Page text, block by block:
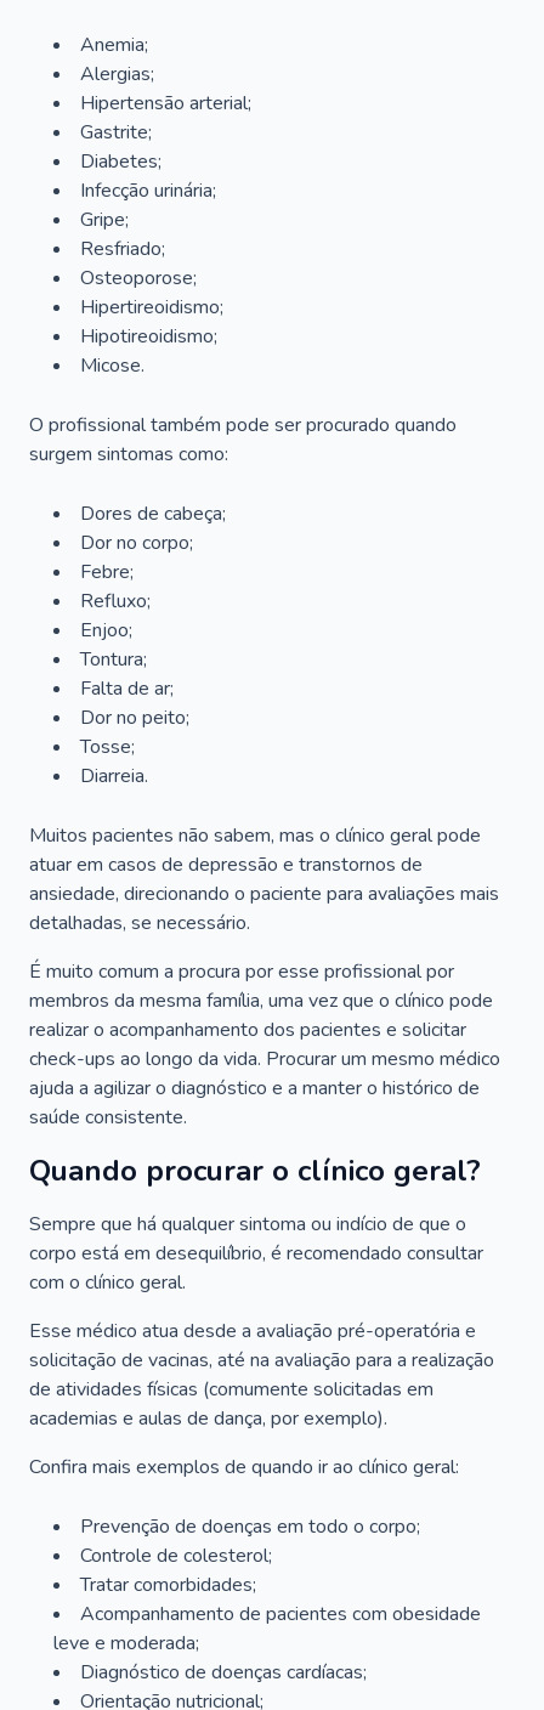
Anemia;
Alergias;
Hipertensão arterial;
Gastrite;
Diabetes;
Infecção urinária;
Gripe;
Resfriado;
Osteoporose;
Hipertireoidismo;
Hipotireoidismo;
Micose.
O profissional também pode ser procurado quando
surgem sintomas como:
Dores de cabeça;
Dor no corpo;
Febre;
Refluxo;
Enjoo;
Tontura;
Falta de ar;
Dor no peito;
Tosse;
Diarreia.
Muitos pacientes não sabem, mas o clínico geral pode
atuar em casos de depressão e transtornos de
ansiedade, direcionando o paciente para avaliações mais
detalhadas, se necessário.
É muito comum a procura por esse profissional por
membros da mesma família, uma vez que o clínico pode
realizar o acompanhamento dos pacientes e solicitar
check-ups ao longo da vida. Procurar um mesmo médico
ajuda a agilizar o diagnóstico e a manter o histórico de
saúde consistente.
Quando procurar o clínico geral?
Sempre que há qualquer sintoma ou indício de que o
corpo está em desequilíbrio, é recomendado consultar
com o clínico geral.
Esse médico atua desde a avaliação pré-operatória e
solicitação de vacinas, até na avaliação para a realização
de atividades físicas (comumente solicitadas em
academias e aulas de dança, por exemplo).
Confira mais exemplos de quando ir ao clínico geral:
Prevenção de doenças em todo o corpo;
Controle de colesterol;
Tratar comorbidades;
Acompanhamento de pacientes com obesidade
leve e moderada;
Diagnóstico de doenças cardíacas;
Orientação nutricional;